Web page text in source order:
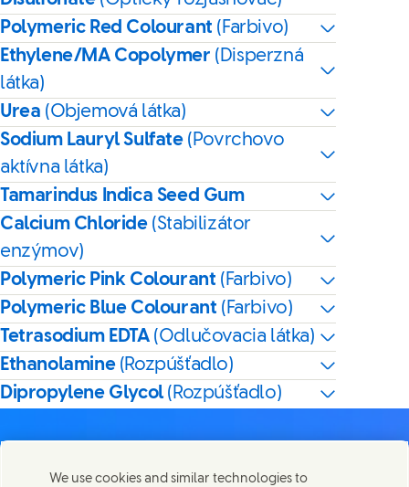
Polymeric Red Colourant (Farbivo)
Ethylene/MA Copolymer (Disperzná
látka)
Urea (Objemová látka)
Sodium Lauryl Sulfate (Povrchovo
aktívna látka)
Tamarindus Indica Seed Gum
Calcium Chloride (Stabilizátor
enzýmov)
Polymeric Pink Colourant (Farbivo)
Polymeric Blue Colourant (Farbivo)
Tetrasodium EDTA (Odlučovacia látka)
Ethanolamine (Rozpúšťadlo)
Dipropylene Glycol(Rozpúšťadlo)
We use cookies and similar technologies to